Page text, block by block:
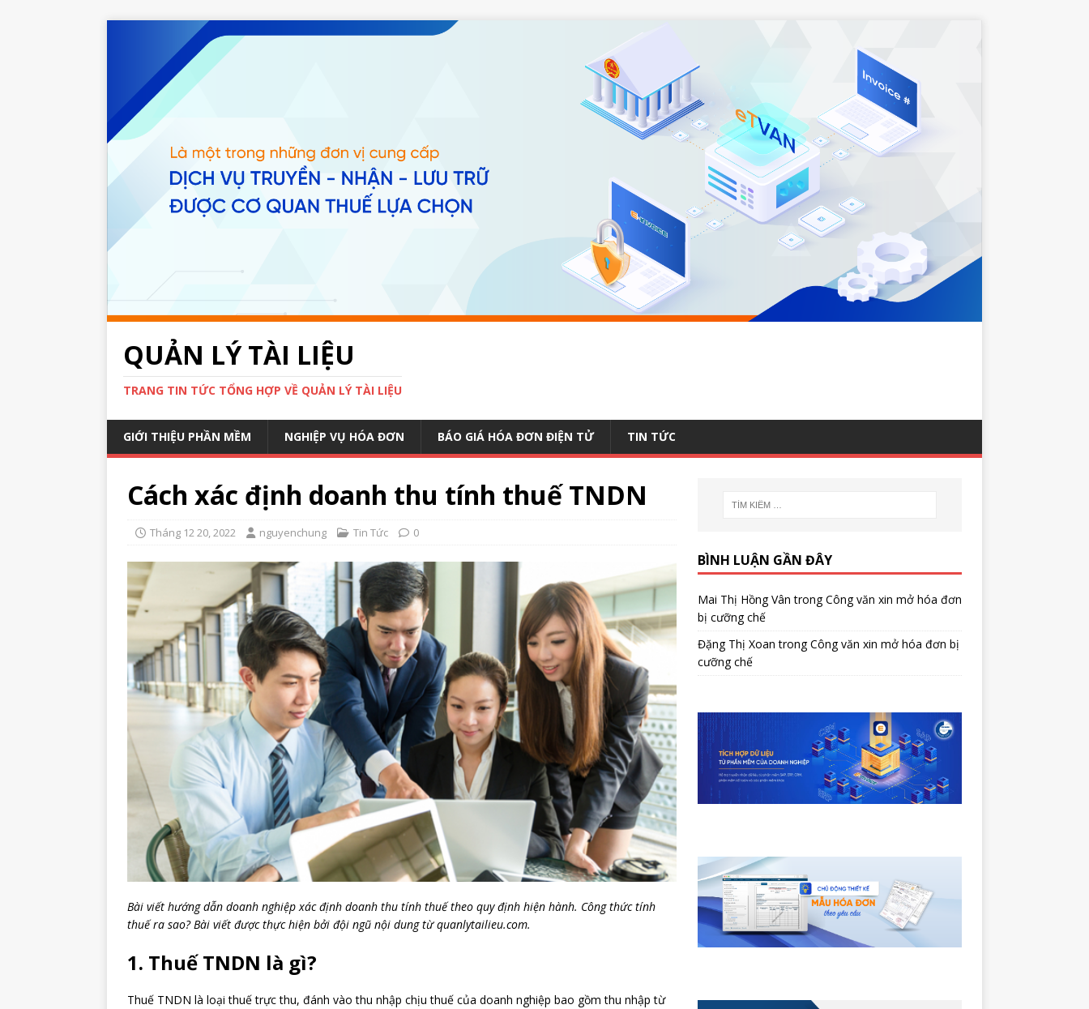
QUẢN LÝ TÀI LIỆU
TRANG TIN TỨC TỔNG HỢP VỀ QUẢN LÝ TÀI LIỆU
GIỚI THIỆU PHẦN MỀM NGHIỆP VỤ HÓA ĐƠN BÁO GIÁ HÓA ĐƠN ĐIỆN TỬ TIN TỨC
Cách xác định doanh thu tính thuế TNDN
Tháng 12 20, 2022 nguyenchung Tin Tức 0
Bài viết hướng dẫn doanh nghiệp xác định doanh thu tính thuế theo quy định hiện hành. Công thức tính
thuế ra sao? Bài viết được thực hiện bởi đội ngũ nội dung từ quanlytailieu.com.
1. Thuế TNDN là gì?
Thuế TNDN là loại thuế trực thu, đánh vào thu nhập chịu thuế của doanh nghiệp bao gồm thu nhập từ
BÌNH LUẬN GẦN ĐÂY
Mai Thị Hồng Vân trongCông văn xin mở hóa đơn
bị cưỡng chế
Đặng Thị Xoan trongCông văn xin mở hóa đơn bị
cưỡng chế